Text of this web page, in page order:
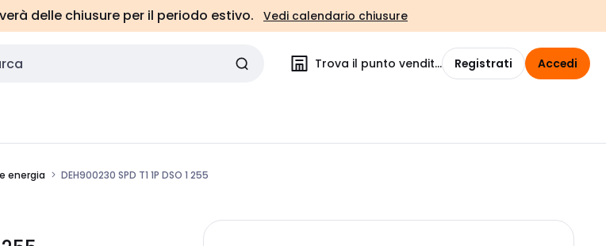
delle chiusure per il periodo estivo. Vedi calendario chiusure
Trova il punto vendita Registrati Accedi
energia DEH900230 SPD T1 1P DSO 1 255